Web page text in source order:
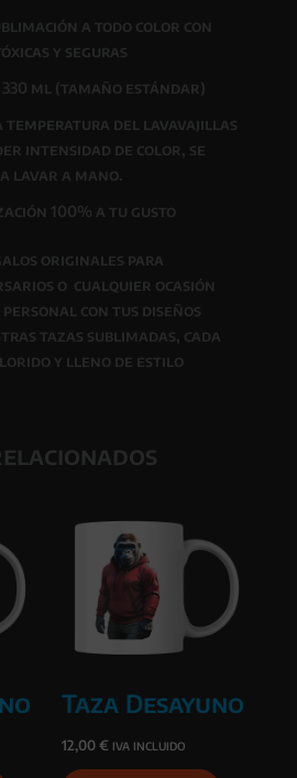
a todo color con
y seguras
330 ml (tamaño estándar)
temperatura del lavavajillas
intensidad de color, se
lavar a mano.
100% a tu gusto
originales para
o cualquier ocasión
personal con tus diseños
tazas sublimadas, cada
y lleno de estilo
Taza Desayuno
12,00€ IVA INCLUIDO